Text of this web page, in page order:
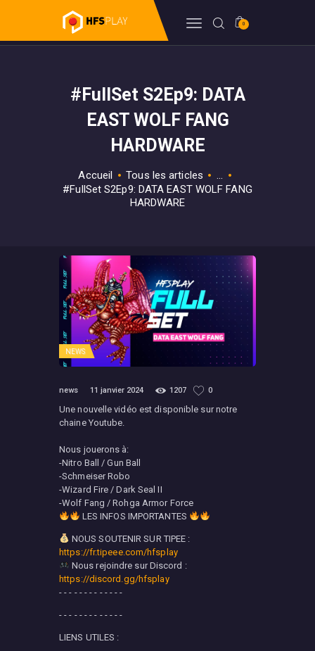
0
#FullSet S2Ep9: DATA
EAST WOLF FANG
HARDWARE
Accueil Tous les articles
...
#FullSet S2Ep9: DATA EAST WOLF FANG
HARDWARE
HFSPLAY
FORUM
BILLETTERIE
BOUTIQUE
WIKI
NEWS
news 11 janvier 2024 1207 0
Une nouvelle vidéo est disponible sur notre
chaine Youtube.
Nous jouerons à:
-Nitro Ball / Gun Ball
-Schmeiser Robo
-Wizard Fire / Dark Seal II
-Wolf Fang / Rohga Armor Force
LES INFOS IMPORTANTES
NOUS SOUTENIR SUR TIPEE :
https://fr.tipeee.com/hfsplay
Nous rejoindre sur Discord :
https://discord.gg/hfsplay
- - - - - - - - - - - - -
- - - - - - - - - - - - -
LIENS UTILES :